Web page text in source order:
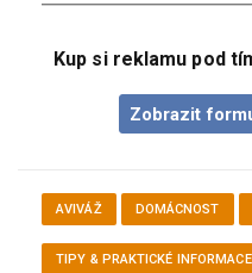
Kup si reklamu pod
Zobrazit
AVIVÁŽ DOMÁCNOST
TIPY & PRAKTICKÉ INFORMACE